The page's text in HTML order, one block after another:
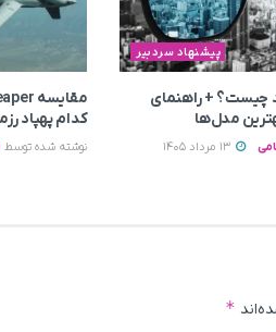
پیشنهاد سردبیر
چیست؟ + راهنمای
مدل‌ها
13 مرداد 1405
کدام پهپاد
نوشته شده توسط
*